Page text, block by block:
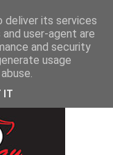
deliver its services
user-agent are
and security
usage
IT